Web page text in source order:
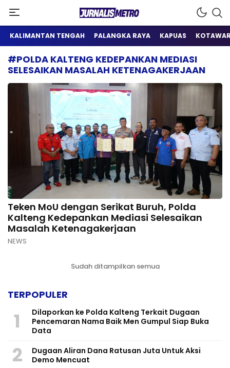
Jurnalis Metro
Satu Wadah Informasi
KALIMANTAN TENGAH PALANGKA RAYA KAPUAS
#POLDA KALTENG KEDEPANKAN MEDIASI
SELESAIKAN MASALAH KETENAGAKERJAAN
Teken MoU dengan Serikat Buruh, Polda
Kalteng Kedepankan Mediasi Selesaikan
Masalah Ketenagakerjaan
NEWS
Sudah ditampilkan semua
TERPOPULER
1
Dilaporkan ke Polda Kalteng Terkait Dugaan
Pencemaran Nama Baik Men Gumpul Siap Buka
Data
2
Dugaan Aliran Dana Ratusan Juta Untuk Aksi
Demo Mencuat